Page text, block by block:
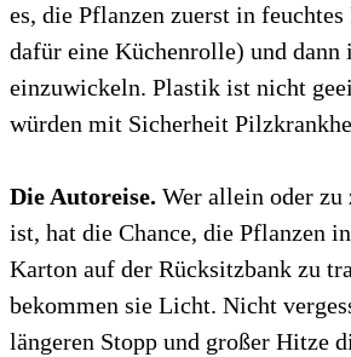
es, die Pflanzen zuerst in
dafür eine Küchenrolle) und dann
einzuwickeln. Plastik ist nicht
würden mit Sicherheit
Die Autoreise. Wer allein oder zu
ist, hat die Chance, die Pflanzen
Karton auf der Rücksitzbank zu
bekommen sie Licht. Nicht
längeren Stopp und großer Hitze